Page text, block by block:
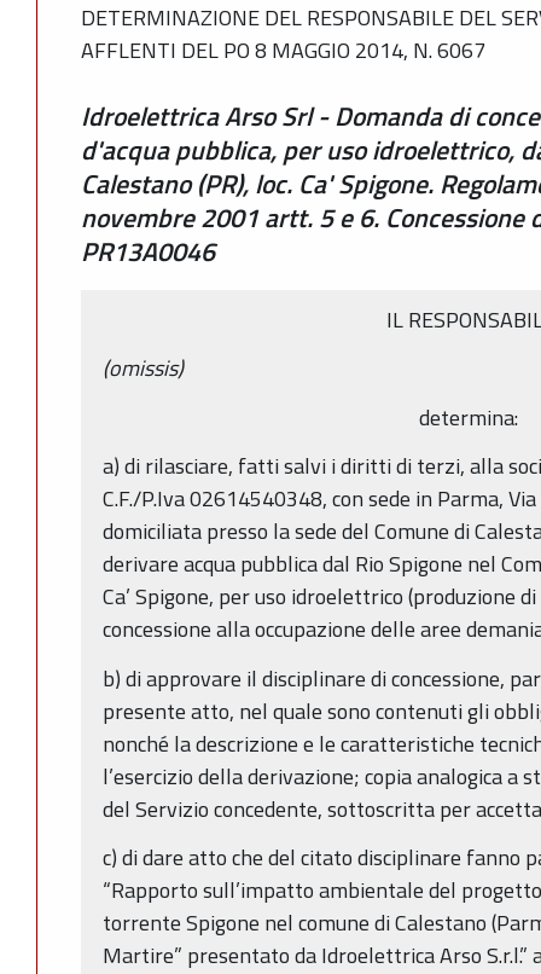
DETERMINAZIONE DEL RESPONSABILE DEL
AFFLENTI DEL PO 8 MAGGIO 2014, N. 6067
Idroelettrica Arso Srl - Domanda di
d'acqua pubblica, per uso idroelettrico,
Calestano (PR), loc. Ca' Spigone.
novembre 2001 artt. 5 e 6. Concessione
PR13A0046
IL
(omissis)
determina:
a) di rilasciare, fatti salvi i diritti di terzi, alla
C.F./P.Iva 02614540348, con sede in Parma,
domiciliata presso la sede del Comune di
derivare acqua pubblica dal Rio Spigone nel
Ca’ Spigone, per uso idroelettrico (produzione
concessione alla occupazione delle aree
b) di approvare il disciplinare di concessione,
presente atto, nel quale sono contenuti gli
nonché la descrizione e le caratteristiche
l’esercizio della derivazione; copia analogica a
del Servizio concedente, sottoscritta per
c) di dare atto che del citato disciplinare fanno
“Rapporto sull’impatto ambientale del
torrente Spigone nel comune di Calestano
Martire” presentato da Idroelettrica Arso